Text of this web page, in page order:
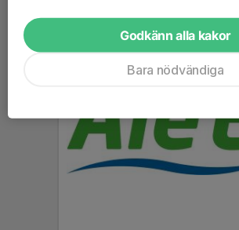
Godkänn alla kakor
Bara nödvändiga